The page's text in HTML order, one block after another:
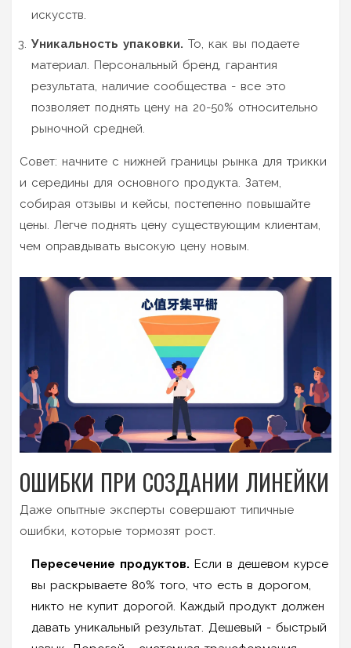
искусств.
Уникальность упаковки. То, как вы подаете
материал. Персональный бренд, гарантия
результата, наличие сообщества - все это
позволяет поднять цену на 20-50% относительно
рыночной средней.
Совет: начните с нижней границы рынка для трикки
и середины для основного продукта. Затем,
собирая отзывы и кейсы, постепенно повышайте
цены. Легче поднять цену существующим клиентам,
чем оправдывать высокую цену новым.
ОШИБКИ ПРИ СОЗДАНИИ ЛИНЕЙКИ
Даже опытные эксперты совершают типичные
ошибки, которые тормозят рост.
Пересечение продуктов. Если в дешевом курсе
вы раскрываете 80% того, что есть в дорогом,
никто не купит дорогой. Каждый продукт должен
давать уникальный результат. Дешевый - быстрый